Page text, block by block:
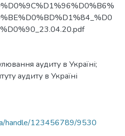
аудиту в Україні;
аудиту в Україні
handle/123456789/9530